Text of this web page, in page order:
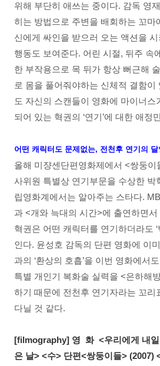
위해 부단히 애쓰는 중이다. 감독 영
히는 방법으로 주변을 배회하는 꼬마
신에게 싸인을 받으러 오는 액션을
행동도 보여준다. 어린 시절, 뒤주 속
한 부작용으로 목 뒤가 항상 뻐근해
로 몸을 풀어줘야하는 신체적 결함이
도 자신의 스캔들이 영화에 마이너스
되어 있는 혁권의 ‘연기’에 대한 애정
어떤 캐릭터도 문제없는, 전천후 연기의 달
올해 미쟝센단편영화제에서 <쌍둥이
사위원 특별상 연기부문을 수상한 박
립영화계에서는 알아주는 스타다.
과 <개와 늑대의 시간>에 출연하면
혁권은 어떤 캐릭터를 연기하더라도
인다. 윤성호 감독의 단편 영화에 이
과의 ‘환상의 호흡’을 이번 영화에서
특별 개인기 복화술 실력을 <은하해
하기 때문에 전천후 연기자라는 꼬리
다닐 것 같다.
[filmography] 영 화 <우리에게 내일
은 날> <수> 단편<쌍둥이들> (2007)